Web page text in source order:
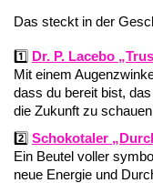
Das steckt in der
1️⃣ Dr. P. Lacebo
Mit einem
dass du bereit bist,
die Zukunft zu
2️⃣ Schokotaler
Ein Beutel voller
neue Energie und